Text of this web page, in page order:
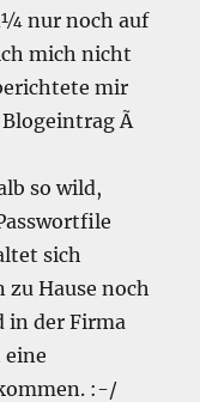
nur noch auf
mich nicht
mir
Ã
so wild,
sich
Hause noch
in der Firma
eine
:-/